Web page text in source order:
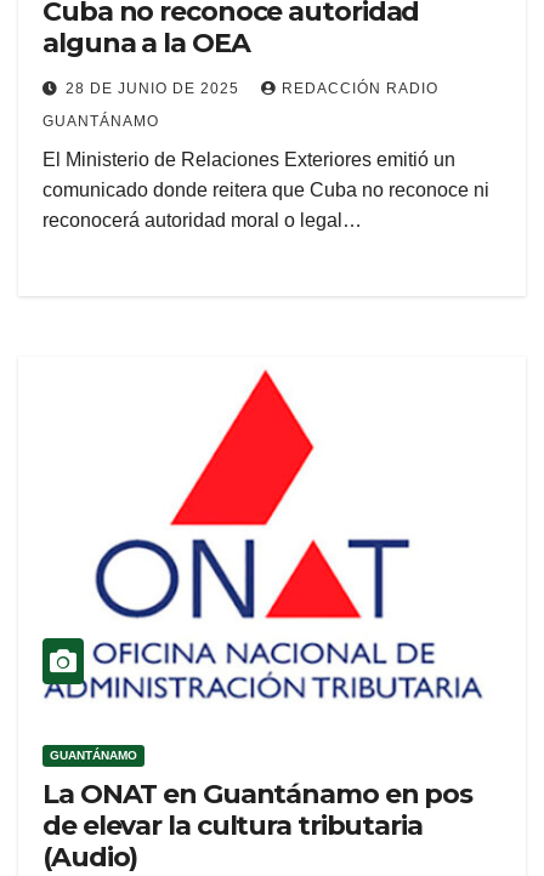
Cuba no reconoce autoridad
alguna a la OEA
28 DE JUNIO DE 2025
REDACCIÓN RADIO
GUANTÁNAMO
El Ministerio de Relaciones Exteriores emitió un
comunicado donde reitera que Cuba no reconoce ni
reconocerá autoridad moral o legal…
GUANTÁNAMO
La ONAT en Guantánamo en pos
de elevar la cultura tributaria
(Audio)